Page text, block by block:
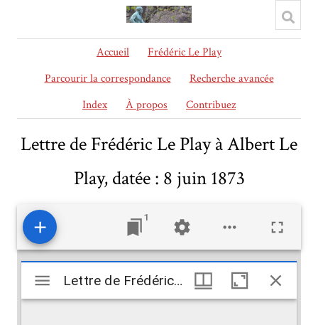
Accueil
Frédéric Le Play
Parcourir la correspondance
Recherche avancée
Index
À propos Contribuez
Lettre de Frédéric Le Play à Albert Le
Play, datée : 8 juin 1873
1
Mirador
viewer
Lettre de Frédéric Le Play à Albert Le Play, datée : 8 juin 1873